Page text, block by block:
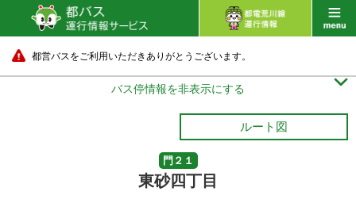
都営バスをご利用いただきありがとうございます。
バス停情報を非表示にする 
ルート図
門２１
東砂四丁目